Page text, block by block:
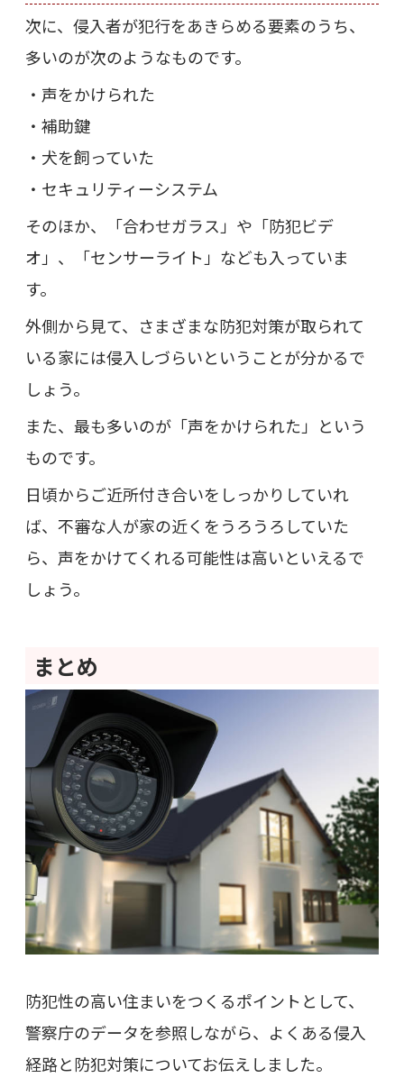
次に、侵入者が犯行をあきらめる要素のうち、
多いのが次のようなものです。
・声をかけられた
・補助鍵
・犬を飼っていた
・セキュリティーシステム
そのほか、「合わせガラス」や「防犯ビデ
オ」、「センサーライト」なども入っていま
す。
外側から見て、さまざまな防犯対策が取られて
いる家には侵入しづらいということが分かるで
しょう。
また、最も多いのが「声をかけられた」という
ものです。
日頃からご近所付き合いをしっかりしていれ
ば、不審な人が家の近くをうろうろしていた
ら、声をかけてくれる可能性は高いといえるで
しょう。
まとめ
防犯性の高い住まいをつくるポイントとして、
警察庁のデータを参照しながら、よくある侵入
経路と防犯対策についてお伝えしました。